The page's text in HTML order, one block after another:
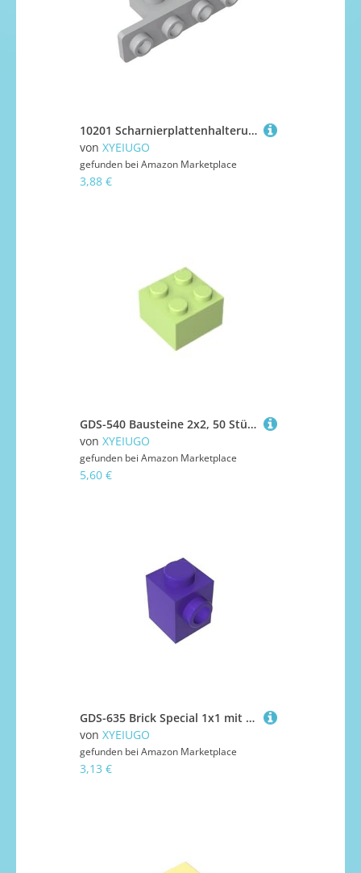
10201 Scharnierplattenhalterung, 1x2-1x4, abgerundete Ecken, GDS-638, kompatibel mit Lego-Bausteinen, Farbe:Hellgrau 194
von XYEIUGO
gefunden bei Amazon Marketplace
3,88 €
GDS-540 Bausteine 2x2, 50 Stück, kompatibel mit Lego 3003 DIY-Teilen und MOC-Komponenten für große Bausteinmarken, Farbe:Hellgrün 326
von XYEIUGO
gefunden bei Amazon Marketplace
5,60 €
GDS-635 Brick Special 1x1 mit Bolzen auf Einer Seite, 50 Stück, kompatibel mit Lego 87087, DIY-Teilen und MOC-Komponenten für große Ziegelmarken, Farbe:Lila 268
von XYEIUGO
gefunden bei Amazon Marketplace
3,13 €